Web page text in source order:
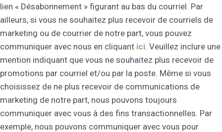
lien « Désabonnement » figurant au bas du courriel. Par
ailleurs, si vous ne souhaitez plus recevoir de courriels de
marketing ou de courrier de notre part, vous pouvez
communiquer avec nous en cliquant ici. Veuillez inclure une
mention indiquant que vous ne souhaitez plus recevoir de
promotions par courriel et/ou par la poste. Même si vous
choisissez de ne plus recevoir de communications de
marketing de notre part, nous pouvons toujours
communiquer avec vous à des fins transactionnelles. Par
exemple, nous pouvons communiquer avec vous pour